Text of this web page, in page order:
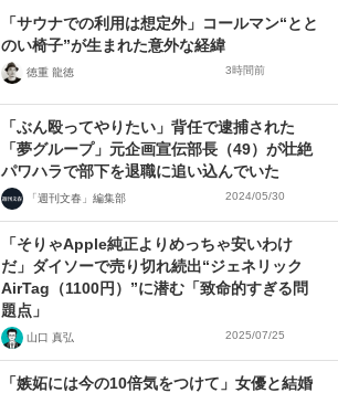
「サウナでの利用は想定外」コールマン“とと
のい椅子”が生まれた意外な経緯
徳重 龍徳 3時間前
「ぶん殴ってやりたい」背任で逮捕された
「夢グループ」元企画宣伝部長（49）が壮絶
パワハラで部下を退職に追い込んでいた
「週刊文春」編集部 2024/05/30
「そりゃApple純正よりめっちゃ安いわけ
だ」ダイソーで売り切れ続出“ジェネリック
AirTag（1100円）”に潜む「致命的すぎる問
題点」
山口 真弘 2025/07/25
「嫉妬には今の10倍気をつけて」女優と結婚